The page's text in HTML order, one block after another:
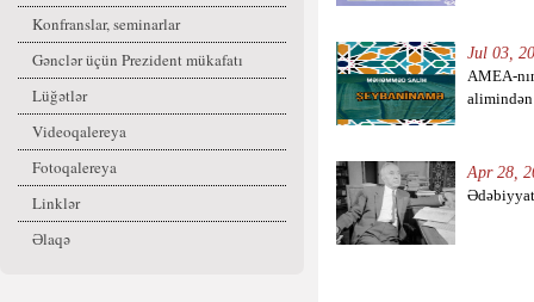
Konfranslar, seminarlar
Gənclər üçün Prezident mükafatı
Lüğətlər
Videoqalereya
Fotoqalereya
Linklər
Əlaqə
Jul 03,
AMEA-
alimindən
Apr 28,